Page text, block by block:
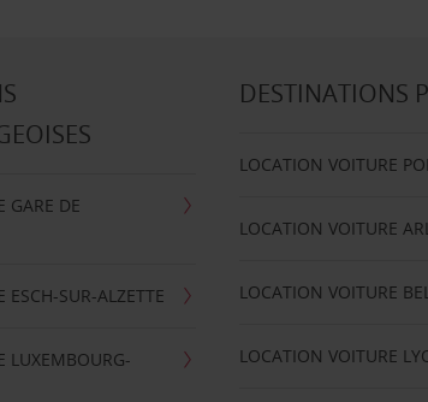
GARE DE
ESCH-SUR-ALZETTE
LUXEMBOURG-
DESTINATIONS
LOCATION VOITURE
LOCATION VOITURE
LOCATION VOITURE
LOCATION VOITURE